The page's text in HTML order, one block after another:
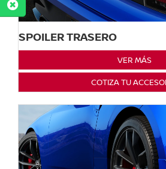
SPOILER TRASERO
VER MÁS
COTIZA TU